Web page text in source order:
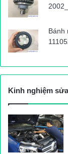
Bánh
Kinh nghiệm